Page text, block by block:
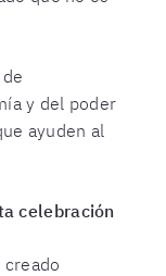
y del poder
ayuden al
celebración